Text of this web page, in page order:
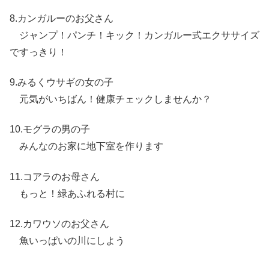
8.カンガルーのお父さん
ジャンプ！パンチ！キック！カンガルー式エクササイズ
ですっきり！
9.みるくウサギの女の子
元気がいちばん！健康チェックしませんか？
10.モグラの男の子
みんなのお家に地下室を作ります
11.コアラのお母さん
もっと！緑あふれる村に
12.カワウソのお父さん
魚いっぱいの川にしよう